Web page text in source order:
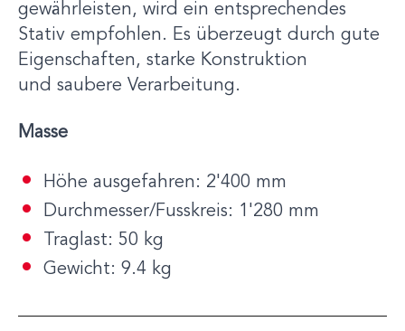
gewährleisten, wird ein entsprechendes
Stativ empfohlen. Es überzeugt durch gute
Eigenschaften, starke Konstruktion
und saubere Verarbeitung.
Masse
Höhe ausgefahren: 2'400 mm
Durchmesser/Fusskreis: 1'280 mm
Traglast: 50 kg
Gewicht: 9.4 kg